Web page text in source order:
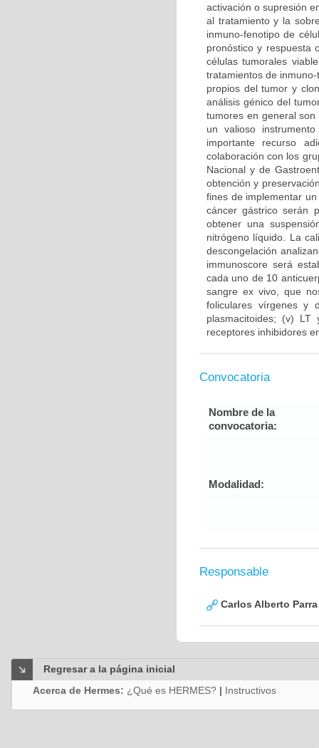
activación o supresión
al tratamiento y la
inmuno-fenotipo de
pronóstico y respuesta
células tumorales
tratamientos de
propios del tumor y
análisis génico del
tumores en general
un valioso
importante recurso
colaboración con los
Nacional y de
obtención y
fines de implementar
cáncer gástrico serán
obtener una
nitrógeno líquido. La
descongelación
immunoscore será
cada uno de 10
sangre ex vivo, que
foliculares vírgenes y
plasmacitoides; (v)
receptores inhibidores
Convocatoria
Nombre de la
convocatoria:
Modalidad:
Responsable
Carlos Alberto
Regresar a la página inicial
Acerca de Hermes: ¿Qué es HERMES? | Instructivos